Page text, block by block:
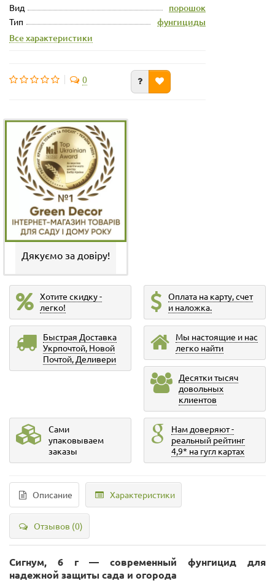
Вид порошок
Тип
фунгициды
Все характеристики
0
Дякуємо за довіру!
Хотите скидку -
легко!
Оплата на карту, счет
и наложка.
Быстрая Доставка
Укрпочтой, Новой
Почтой, Деливери
Мы настоящие и нас
легко найти
Десятки тысяч
довольных
клиентов
Сами
упаковываем
заказы
Нам доверяют -
реальный рейтинг
4,9* на гугл картах
Описание Характеристики
Отзывов (0)
Сигнум, 6 г — современный фунгицид для
надежной защиты сада и огорода